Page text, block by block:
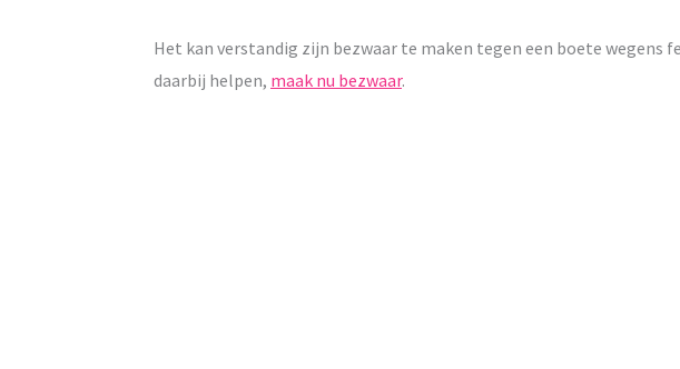
Het kan verstandig zijn bezwaar te maken tegen een boete wegens
daarbij helpen, maak nu bezwaar.